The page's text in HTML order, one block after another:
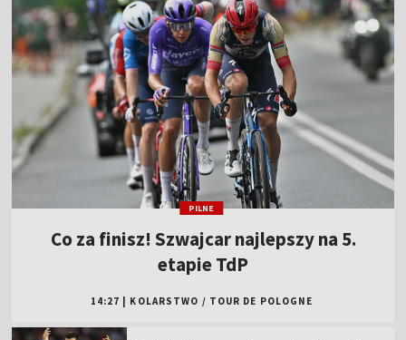
PILNE
Co za finisz! Szwajcar najlepszy na 5.
etapie TdP
14:27 KOLARSTWO / TOUR DE POLOGNE